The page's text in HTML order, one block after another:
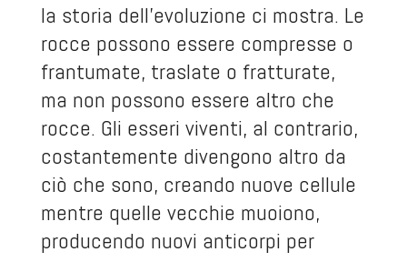
la storia dell’evoluzione ci mostra. Le
rocce possono essere compresse o
frantumate, traslate o fratturate,
ma non possono essere altro che
rocce. Gli esseri viventi, al contrario,
costantemente divengono altro da
ciò che sono, creando nuove cellule
mentre quelle vecchie muoiono,
producendo nuovi anticorpi per